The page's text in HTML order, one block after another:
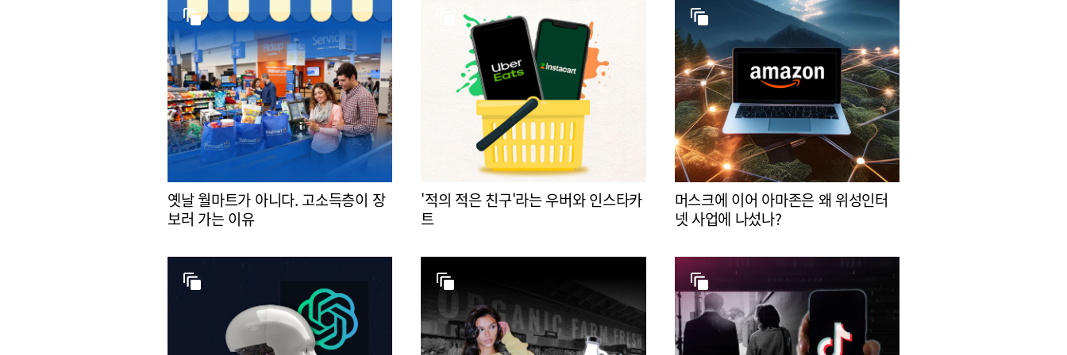
옛날 월마트가 아니다. 고소득층이 장
보러 가는 이유
'적의 적은 친구'라는 우버와 인스타카
트
머스크에 이어 아마존은 왜 위성인터
넷 사업에 나섰나?